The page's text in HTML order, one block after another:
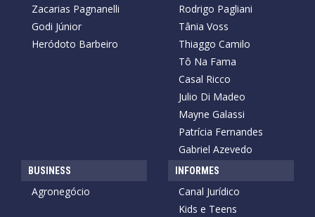
Zacarias Pagnanelli
Godi Júnior
Heródoto Barbeiro
Rodrigo Pagliani
Tânia Voss
Thiaggo Camilo
Tô Na Fama
Casal Ricco
Julio Di Madeo
Mayne Galassi
Patrícia Fernandes
Gabriel Azevedo
BUSINESS
Agronegócio
INFORMES
Canal Jurídico
Kids e Teens